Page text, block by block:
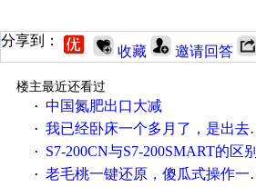
分享到：
收藏 邀请回答
楼主最近还看过
· 中国氮肥出口大减
· 我已经卧床一个多月了，是出去安装机械手在高速遭遇车祸所致:大家工作都要特别注意啊
· S7-200CN与S7-200SMART的区别
· 老毛桃一键还原，傻瓜式操作一键轻松备份还原；程序为向导式安装，一键即可实现自动备份或还原系统。